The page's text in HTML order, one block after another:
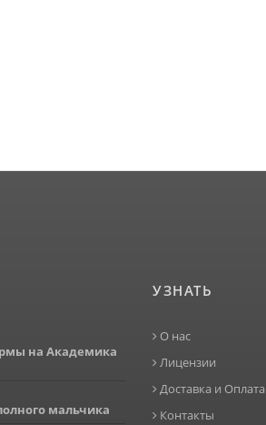
на Академика
мальчика
УЗНАТЬ
О нас
Лицензии
Доставка и Оплата
Контакты